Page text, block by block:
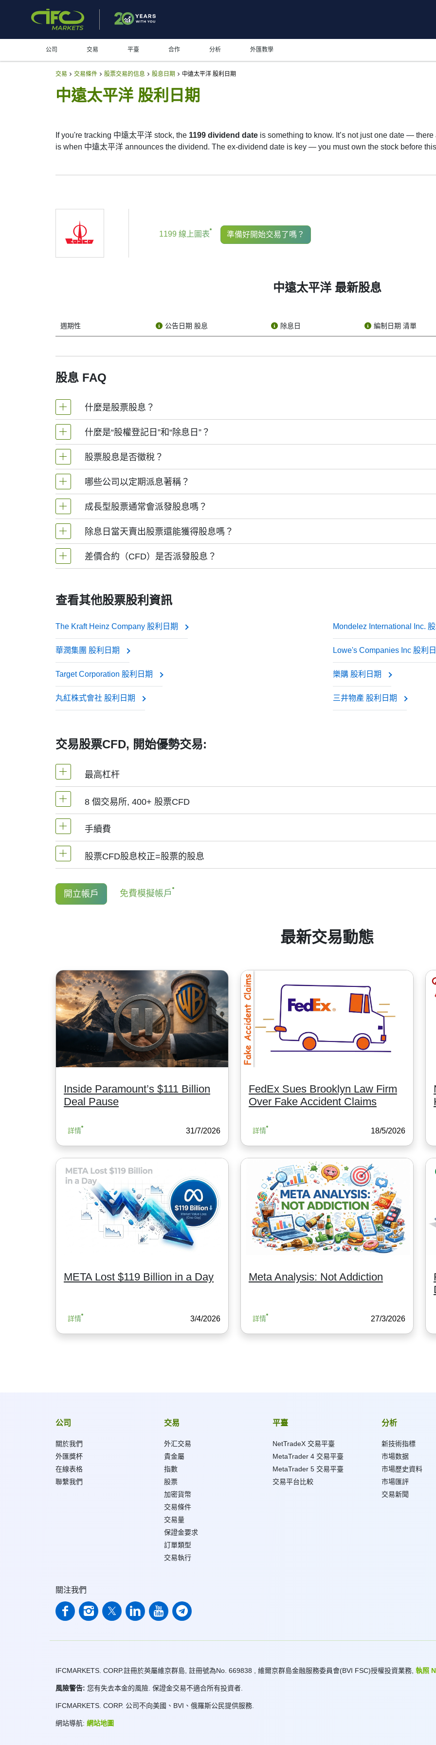
公司 交易 平臺 合作 分析 外匯教學
交易 交易條件 股票交易的信息 股息日期 中遠太平洋 股利日期
中遠太平洋 股利日期
If you're tracking 中遠太平洋 stock, the 1199 dividend date is something to know. It’s not just one date —
is when 中遠太平洋 announces the dividend. The ex-dividend date is key — you must own the stock before
The record date is when 中遠太平洋 checks its list of shareholders, and the payment date is when you
If you're keeping an eye on 中遠太平洋 (stock ticker: 1199), you’ve probably come across the term “1199
why should you care?
does, though it’s known more for stock growth than high dividend payouts.
2. Ex-Dividend Date (or “Ex-Date”)
3. Record Date
should be on this list.
4. Payment Date
This is when the money actually lands in your account. 中遠太平洋 sends the dividend to all eligible
So when people search for the “1199 dividend date,” they’re usually looking for either the ex-dividend date or
want to qualify for the dividend or know when they’ll get paid.
It’s also worth noting that 中遠太平洋 doesn’t pay huge dividends. Its dividend yield (that’s the annual
especially compared to companies like utilities or consumer staples. That’s because 中遠太平洋 is focused
and AI development — than paying out cash.
Still, for long-term investors or anyone interested in consistent income, keeping track of the 1199 dividend
returns are coming in.
1199 線上圖表 準備好開始交易了嗎？
中遠太平洋 最新股息
週期性 公告日期 股息 除息日 編制日期 清單
股息 FAQ
什麼是股票股息？
股票股息是指公司向股東支付的回報, 通常以現金或額外股份形式發放, 作為持有其股票的獎勵. 這是企業與
項將直接存入您的帳戶；若以股份支付, 您無需額外購買即可獲得更多股票.
什麼是“股權登記日”和“除息日”？
除息日：通常為股權登記日前一個交易日. 若您在此日期或之後購入股票, 將無法獲得即將發放的股息.
股票股息是否徵稅？
是的. 多數國家將現金股息視為收入徵稅. 具體稅率因居住地而異, 但您需為收到的股息繳納稅款. 若以股票形
額外股票時可能產生稅負.
哪些公司以定期派息著稱？
盈利穩定的大型成熟企業以持續派息聞名, 常見於公用事業、消費品、能源及銀行業. 典型代表包括：
可口可樂
這些企業常被稱為“股息股”, 因投資者信賴其年復一年的穩定分紅.
成長型股票通常會派發股息嗎？
通常不會. 成長型企業（尤其科技及快速擴張行業）往往保留利潤用於業務擴張. 例如亞馬遜或特斯拉等公司
側重于未來股價上漲而非股息收益.
除息日當天賣出股票還能獲得股息嗎？
可以. 只要在除息日前持有股票, 股息權即歸屬投資者. 即使次日（除息日當天或之後）賣出股票, 仍可在公司
差價合約（CFD）是否派發股息？
若您賣出（做空）差價合約, 股息金額將從您的帳戶扣除.
此項調整確保差價合約價格能反映股票的真實市場價值, 如同您持有實際股票一般.
查看其他股票股利資訊
The Kraft Heinz Company 股利日期 Mondelez International Inc.
華潤集團 股利日期 Lowe's Companies Inc 股利
Target Corporation 股利日期 樂購 股利日期
丸紅株式會社 股利日期 三井物產 股利日期
交易股票CFD, 開始優勢交易:
最高杠杆
MetaTrader4和MetaTrader5 -1：20（保證金5%）
NetTradeX平臺，股票差價合約的杠杆為交易帳戶杠杆（最高1:20）
8 個交易所, 400+ 股票CFD
我們提供超過400個股票CFD, 其來自於全球8個主要交易所 -
手續費
手續費為交易量0.1%起, 美股-0.02$/股, 加拿大股票- 0.03加元/股. 當開立和結清頭寸時收取手續費.
對於NetTradeX和Mt4, 最低手續費為1結算貨幣, 中國股票最低手續費為8HKD, 日本股票 -100JPY, 加拿
USD/1EUR/100 JPY (美股為1USD).
股票CFD股息校正=股票的股息
持有股票CFD多頭的交易者獲得股息調整，
金額等於股息金額.
開立帳戶 免費模擬帳戶
最新交易動態
Inside Paramount’s $111 Billion
Deal Pause
詳情 31/7/2026
FedEx Sues Brooklyn Law Firm
Over Fake Accident Claims
詳情 18/5/2026
META Lost $119 Billion in a Day
詳情 3/4/2026
Meta Analysis: Not Addiction
詳情 27/3/2026
公司
關於我們
外匯獎杯
在線表格
聯繫我們
交易
外汇交易
貴金屬
指數
股票
加密貨幣
交易條件
交易量
保證金要求
訂單類型
交易執行
平臺
NetTradeX 交易平臺
MetaTrader 4 交易平臺
MetaTrader 5 交易平臺
交易平台比較
分析
新技術指標
市場数据
市場歷史資料
市場匯評
交易新聞
關注我們
IFCMARKETS. CORP.註冊於英屬維京群島, 註冊號為No. 669838 , 維爾京群島金融服務委員會(BVI FSC)授權投資業務, 執照
風險警告: 您有失去本金的風險. 保證金交易不適合所有投資者.
IFCMARKETS. CORP. 公司不向美國、BVI、俄羅斯公民提供服務.
網站導航: 網站地圖